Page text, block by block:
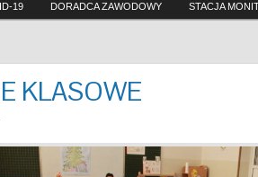
19 DORADCA ZAWODOWY STACJA
KLASOWE